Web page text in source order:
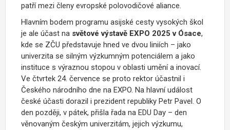
patří mezi členy evropské polovodičové aliance.
Hlavním bodem programu asijské cesty vysokých škol
je ale účast na světové výstavě EXPO 2025 v Ósace,
kde se ZČU představuje hned ve dvou liniích – jako
univerzita se silným výzkumným potenciálem a jako
instituce s výraznou stopou v oblasti umění a inovací.
Ve čtvrtek 24. července se proto rektor účastnil i
Českého národního dne na EXPO. Na hlavní událost
české účasti dorazil i prezident republiky Petr Pavel. O
den později, v pátek, přišla řada na EDU Day – den
věnovaným českým univerzitám, jejich výzkumu,